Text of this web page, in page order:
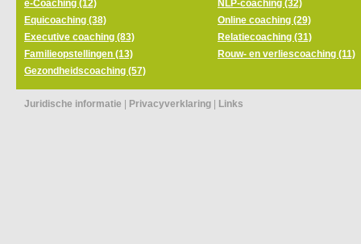
e-Coaching (12)
Equicoaching (38)
Executive coaching (83)
Familieopstellingen (13)
Gezondheidscoaching (57)
NLP-coaching (32)
Online coaching (29)
Relatiecoaching (31)
Rouw- en verliescoaching (11)
Juridische informatie | Privacyverklaring | Links